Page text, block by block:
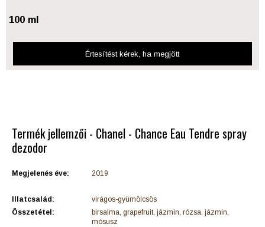
100 ml
Értesítést kérek, ha megjött
Termék jellemzői - Chanel - Chance Eau Tendre spray
dezodor
Megjelenés éve: 2019
Illatcsalád:
virágos-gyümölcsös
Összetétel:
birsalma, grapefruit, jázmin, rózsa, jázmin,
mósusz